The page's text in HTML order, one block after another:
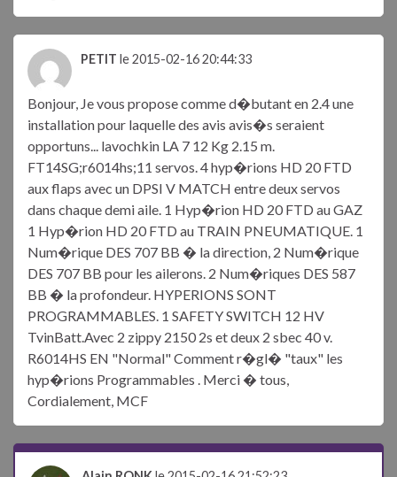
PETIT le 2015-02-16 20:44:33
Bonjour, Je vous propose comme d�butant en 2.4 une
installation pour laquelle des avis avis�s seraient
opportuns... lavochkin LA 7 12 Kg 2.15 m.
FT14SG;r6014hs;11 servos. 4 hyp�rions HD 20 FTD
aux flaps avec un DPSI V MATCH entre deux servos
dans chaque demi aile. 1 Hyp�rion HD 20 FTD au GAZ
1 Hyp�rion HD 20 FTD au TRAIN PNEUMATIQUE. 1
Num�rique DES 707 BB � la direction, 2 Num�rique
DES 707 BB pour les ailerons. 2 Num�riques DES 587
BB � la profondeur. HYPERIONS SONT
PROGRAMMABLES. 1 SAFETY SWITCH 12 HV
TvinBatt.Avec 2 zippy 2150 2s et deux 2 sbec 40 v.
R6014HS EN "Normal" Comment r�gl� "taux" les
hyp�rions Programmables . Merci � tous,
Cordialement, MCF